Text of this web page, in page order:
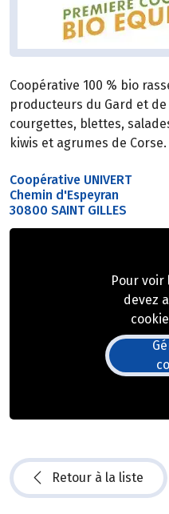
Coopérative 100 % bio
producteurs du Gard et
courgettes, blettes,
kiwis et agrumes de Corse.
Coopérative UNIVERT
Chemin d'Espeyran
30800 SAINT GILLES
Pour voir
devez
Retour à la liste